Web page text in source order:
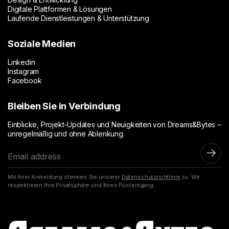
Heute fungiert rasyonet.com.tr als robuster
digitaler Hub, der die Marktpräsenz von Rasyonet
Rolle des Unternehmens als Treiber
technologischer Weiterentwicklung im Business-
Umfeld klar positioniert.
Digitale Plattformen & Lösungen
Laufende Dienstleistungen & Unterstützung
Soziale Medien
Linkedin
Instagram
Facebook
Bleiben Sie in Verbindung
Einblicke, Projekt-Updates und Neuigkeiten von Dreams&Bytes –
unregelmäßig und ohne Ablenkung.
-
M
a
Mit Ihrer Anmeldung stimmen Sie unserer Datenschutzrichtlinie zu. Wir
respektieren Ihre Privatsphäre und Ihren Posteingang.